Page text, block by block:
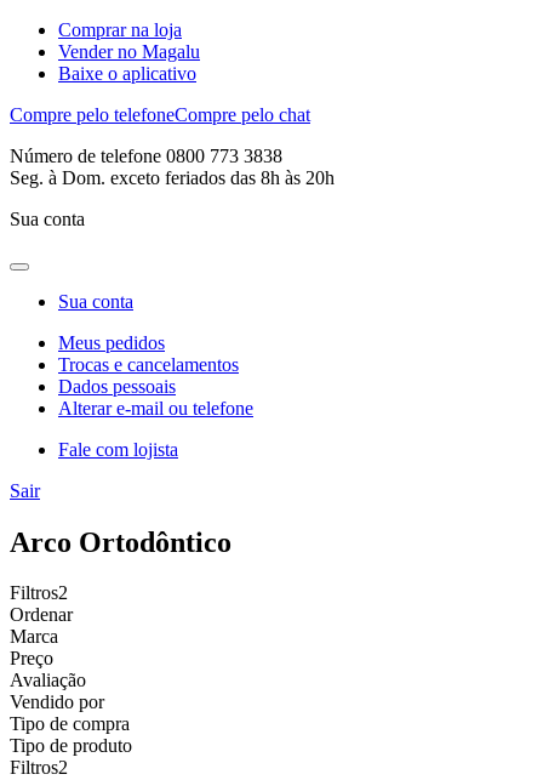
Comprar na loja
Vender no Magalu
Baixe o aplicativo
Compre pelo telefoneCompre pelo chat
Número de telefone 0800 773 3838
Seg. à Dom. exceto feriados das 8h às 20h
Sua conta
Sua conta
Meus pedidos
Trocas e cancelamentos
Dados pessoais
Alterar e-mail ou telefone
Fale com lojista
Sair
Arco Ortodôntico
Filtros2
Ordenar
Marca
Preço
Avaliação
Vendido por
Tipo de compra
Tipo de produto
Filtros2